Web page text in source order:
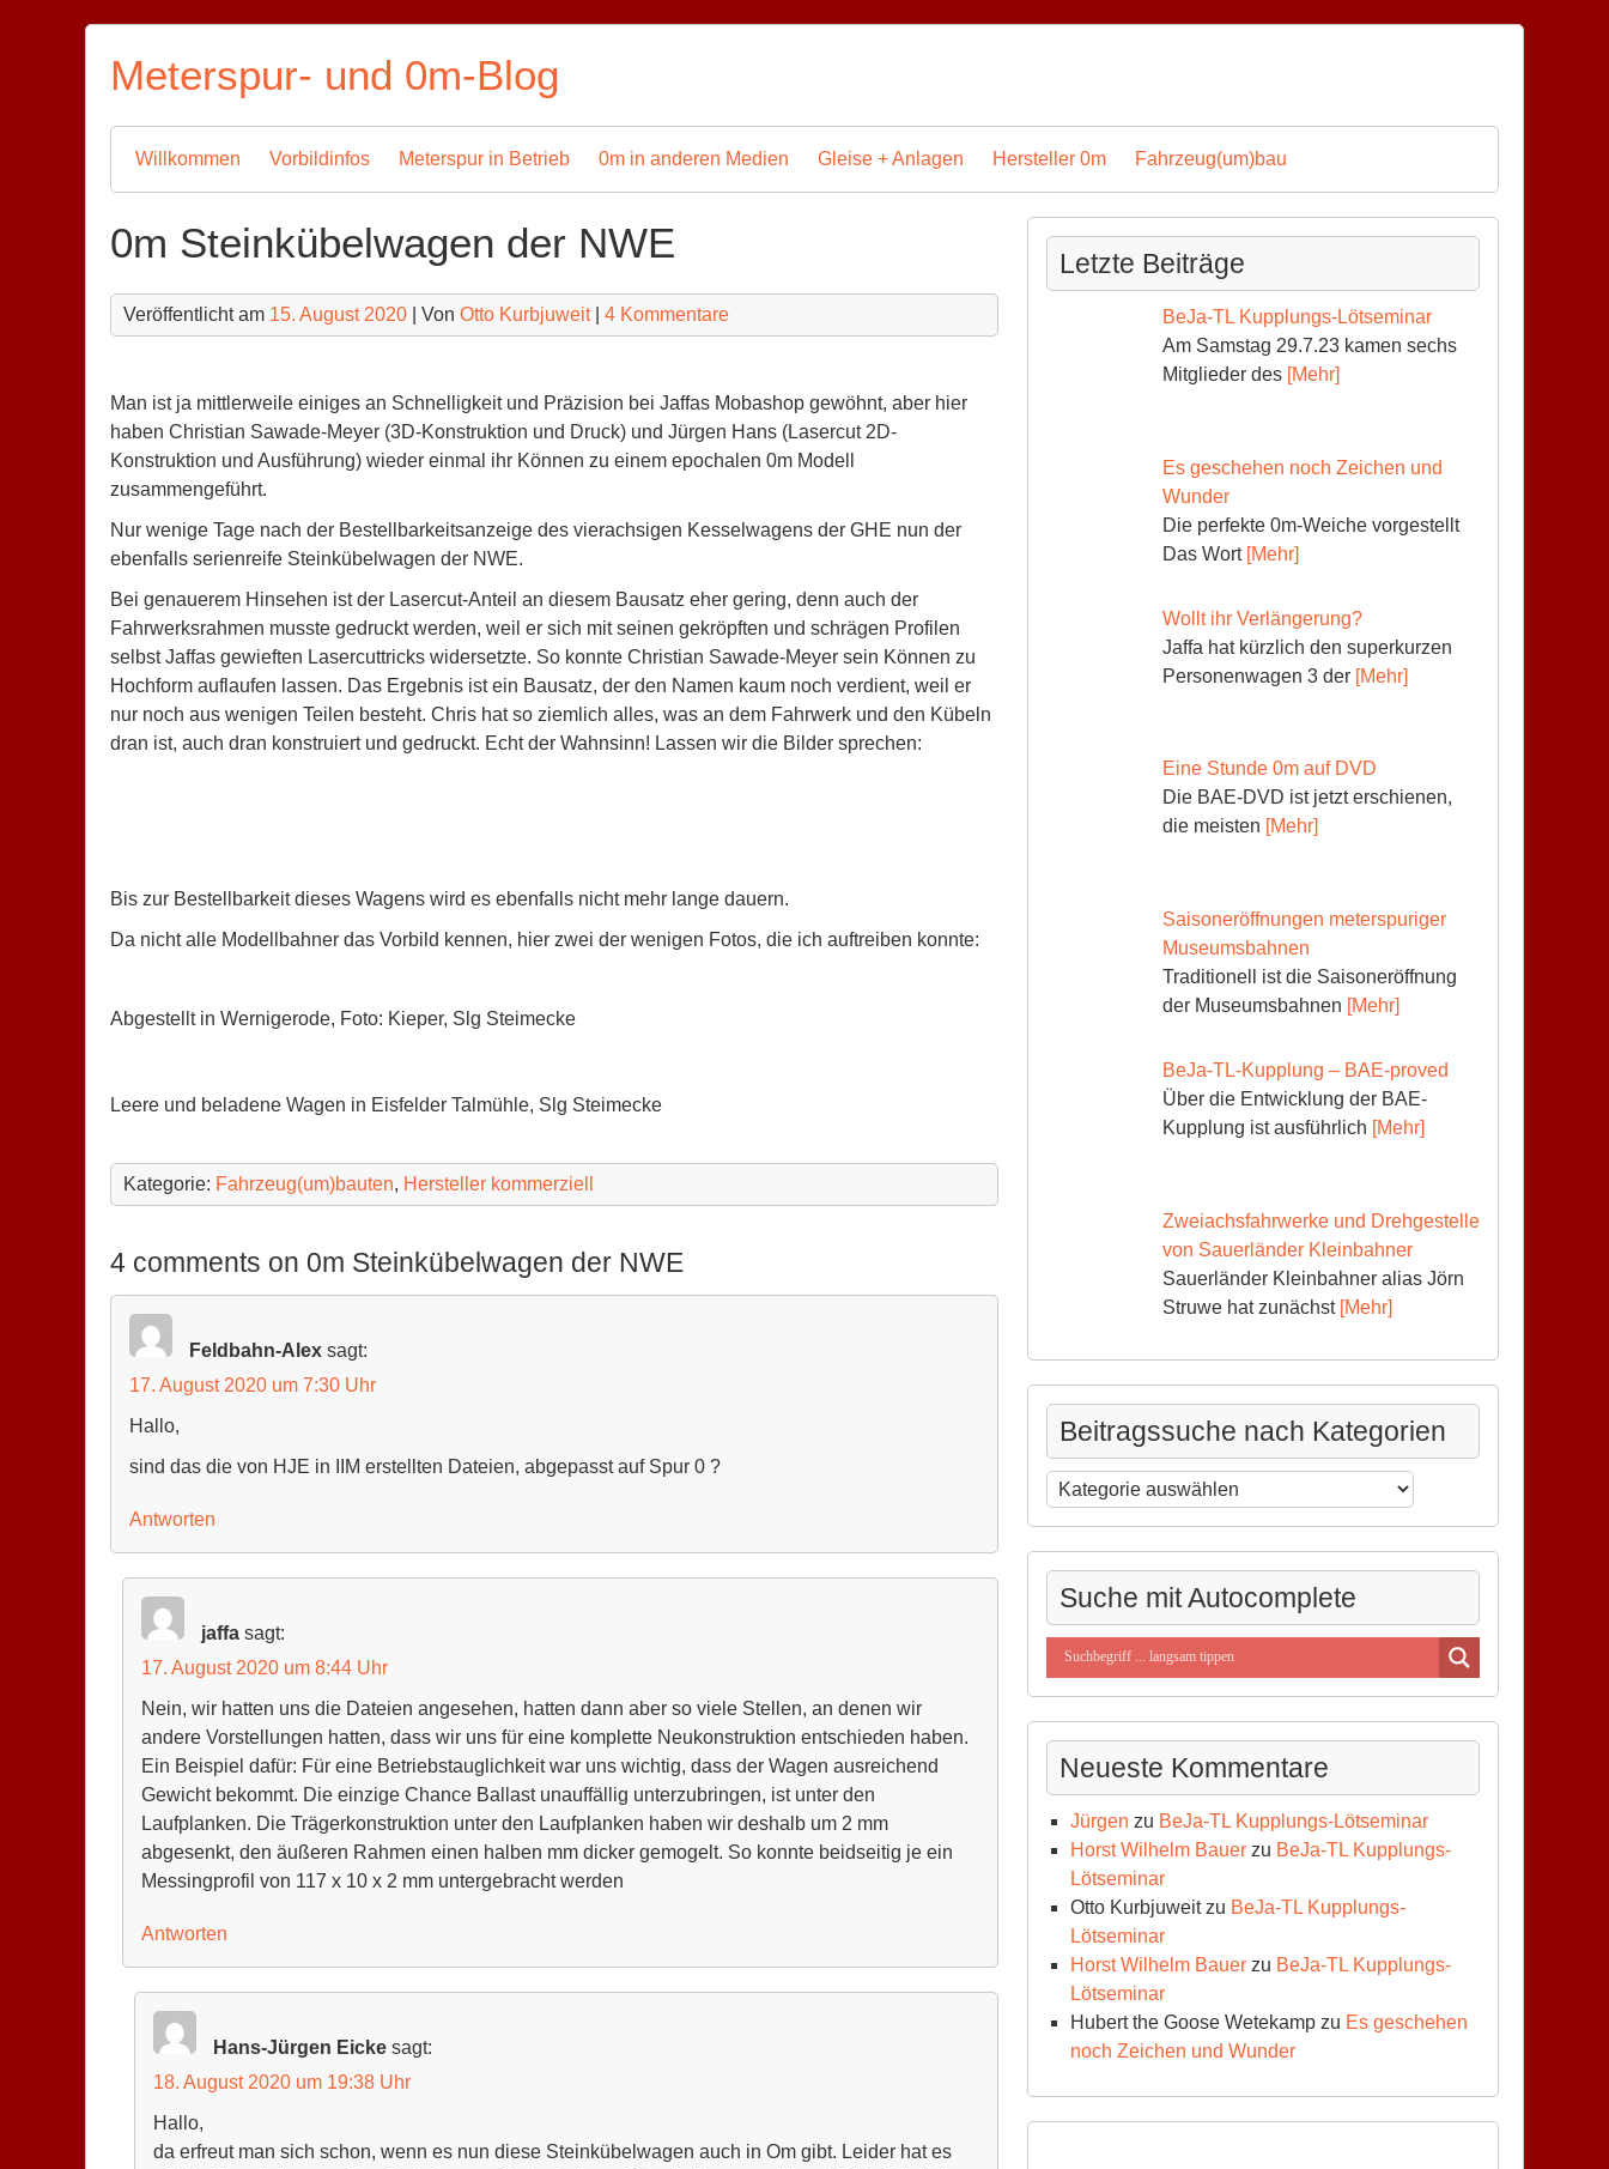
Meterspur- und 0m-Blog
Willkommen Vorbildinfos Meterspur in Betrieb 0m in anderen Medien Gleise + Anlagen Hersteller 0m Fahrzeug(um)bau
0m Steinkübelwagen der NWE
Veröffentlicht am 15. August 2020 | Von Otto Kurbjuweit| 4 Kommentare
Man ist ja mittlerweile einiges an Schnelligkeit und Präzision bei Jaffas Mobashop gewöhnt, aber hier
haben Christian Sawade-Meyer (3D-Konstruktion und Druck) und Jürgen Hans (Lasercut 2D-
Konstruktion und Ausführung) wieder einmal ihr Können zu einem epochalen 0m Modell
zusammengeführt.
Nur wenige Tage nach der Bestellbarkeitsanzeige des vierachsigen Kesselwagens der GHE nun der
ebenfalls serienreife Steinkübelwagen der NWE.
Bei genauerem Hinsehen ist der Lasercut-Anteil an diesem Bausatz eher gering, denn auch der
Fahrwerksrahmen musste gedruckt werden, weil er sich mit seinen gekröpften und schrägen Profilen
selbst Jaffas gewieften Lasercuttricks widersetzte. So konnte Christian Sawade-Meyer sein Können zu
Hochform auflaufen lassen. Das Ergebnis ist ein Bausatz, der den Namen kaum noch verdient, weil er
nur noch aus wenigen Teilen besteht. Chris hat so ziemlich alles, was an dem Fahrwerk und den Kübeln
dran ist, auch dran konstruiert und gedruckt. Echt der Wahnsinn! Lassen wir die Bilder sprechen:
Bis zur Bestellbarkeit dieses Wagens wird es ebenfalls nicht mehr lange dauern.
Da nicht alle Modellbahner das Vorbild kennen, hier zwei der wenigen Fotos, die ich auftreiben konnte:
Abgestellt in Wernigerode, Foto: Kieper, Slg Steimecke
Leere und beladene Wagen in Eisfelder Talmühle, Slg Steimecke
Kategorie: Fahrzeug(um)bauten, Hersteller kommerziell
4 comments on 0m Steinkübelwagen der NWE
Feldbahn-Alex sagt:
17. August 2020 um 7:30 Uhr
Hallo,
sind das die von HJE in IIM erstellten Dateien, abgepasst auf Spur 0 ?
Antworten
jaffa sagt:
17. August 2020 um 8:44 Uhr
Nein, wir hatten uns die Dateien angesehen, hatten dann aber so viele Stellen, an denen wir
andere Vorstellungen hatten, dass wir uns für eine komplette Neukonstruktion entschieden haben.
Ein Beispiel dafür: Für eine Betriebstauglichkeit war uns wichtig, dass der Wagen ausreichend
Gewicht bekommt. Die einzige Chance Ballast unauffällig unterzubringen, ist unter den
Laufplanken. Die Trägerkonstruktion unter den Laufplanken haben wir deshalb um 2 mm
abgesenkt, den äußeren Rahmen einen halben mm dicker gemogelt. So konnte beidseitig je ein
Messingprofil von 117 x 10 x 2 mm untergebracht werden
Antworten
Hans-Jürgen Eicke sagt:
18. August 2020 um 19:38 Uhr
Hallo,
da erfreut man sich schon, wenn es nun diese Steinkübelwagen auch in Om gibt. Leider hat es
Letzte Beiträge
BeJa-TL Kupplungs-Lötseminar
Am Samstag 29.7.23 kamen sechs
Mitglieder des [Mehr]
Es geschehen noch Zeichen und
Wunder
Die perfekte 0m-Weiche vorgestellt
Das Wort [Mehr]
Wollt ihr Verlängerung?
Jaffa hat kürzlich den superkurzen
Personenwagen 3 der [Mehr]
Eine Stunde 0m auf DVD
Die BAE-DVD ist jetzt erschienen,
die meisten [Mehr]
Saisoneröffnungen meterspuriger
Museumsbahnen
Traditionell ist die Saisoneröffnung
der Museumsbahnen [Mehr]
BeJa-TL-Kupplung – BAE-proved
Über die Entwicklung der BAE-
Kupplung ist ausführlich [Mehr]
Zweiachsfahrwerke und Drehgestelle
von Sauerländer Kleinbahner
Sauerländer Kleinbahner alias Jörn
Struwe hat zunächst [Mehr]
Beitragssuche nach Kategorien
Beitragssuche
nach
Suche mit Autocomplete
Neueste Kommentare
Jürgen zu BeJa-TL Kupplungs-Lötseminar
Horst Wilhelm Bauerzu BeJa-TL Kupplungs-
Lötseminar
Otto Kurbjuweitzu BeJa-TL Kupplungs-
Lötseminar
Horst Wilhelm Bauerzu BeJa-TL Kupplungs-
Lötseminar
Hubert the Goose Wetekampzu Es geschehen
noch Zeichen und Wunder